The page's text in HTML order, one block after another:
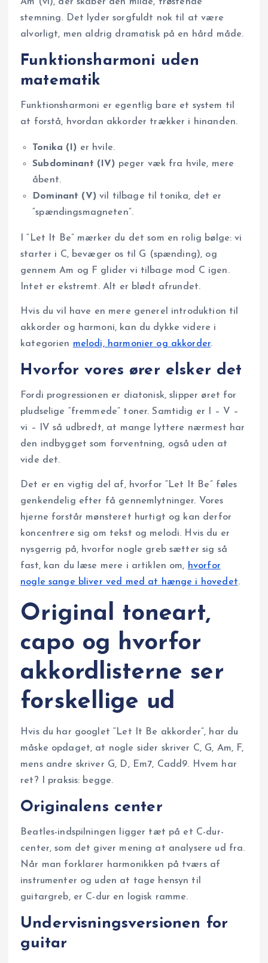
stemning. Det lyder sorgfuldt nok til at være
alvorligt, men aldrig dramatisk på en hård måde.
Funktionsharmoni uden
matematik
Funktionsharmoni er egentlig bare et system til
at forstå, hvordan akkorder trækker i hinanden.
Tonika (I) er hvile.
Subdominant (IV) peger væk fra hvile, mere
åbent.
Dominant (V)vil tilbage til tonika, det er
“spændingsmagneten”.
I “Let It Be” mærker du det som en rolig bølge: vi
starter i C, bevæger os til G (spænding), og
gennem Am og F glider vi tilbage mod C igen.
Intet er ekstremt. Alt er blødt afrundet.
Hvis du vil have en mere generel introduktion til
akkorder og harmoni, kan du dykke videre i
kategorien melodi, harmonier og akkorder.
Hvorfor vores ører elsker det
Fordi progressionen er diatonisk, slipper øret for
pludselige “fremmede” toner. Samtidig er I – V –
vi – IV så udbredt, at mange lyttere nærmest har
den indbygget som forventning, også uden at
vide det.
Det er en vigtig del af, hvorfor “Let It Be” føles
genkendelig efter få gennemlytninger. Vores
hjerne forstår mønsteret hurtigt og kan derfor
koncentrere sig om tekst og melodi. Hvis du er
nysgerrig på, hvorfor nogle greb sætter sig så
fast, kan du læse mere i artiklen om, hvorfor
nogle sange bliver ved med at hænge i hovedet.
Original toneart,
capo og hvorfor
akkordlisterne ser
forskellige ud
Hvis du har googlet “Let It Be akkorder”, har du
måske opdaget, at nogle sider skriver C, G, Am, F,
mens andre skriver G, D, Em7, Cadd9. Hvem har
ret? I praksis: begge.
Originalens center
Beatles-indspilningen ligger tæt på et C-dur-
center, som det giver mening at analysere ud fra.
Når man forklarer harmonikken på tværs af
instrumenter og uden at tage hensyn til
guitargreb, er C-dur en logisk ramme.
Undervisningsversionen for
guitar